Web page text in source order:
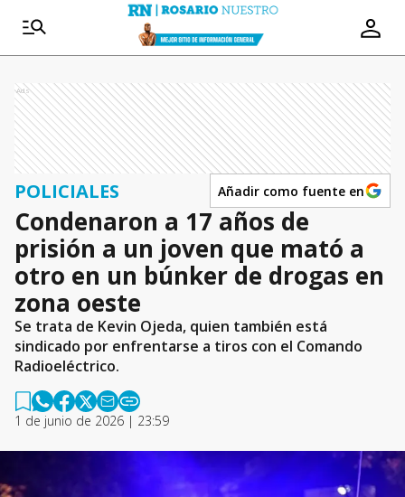
Ads
POLICIALES Añadir como fuente en
Condenaron a 17 años de
prisión a un joven que mató a
otro en un búnker de drogas en
zona oeste
Se trata de Kevin Ojeda, quien también está
sindicado por enfrentarse a tiros con el Comando
Radioeléctrico.
1 de junio de 2026 | 23:59